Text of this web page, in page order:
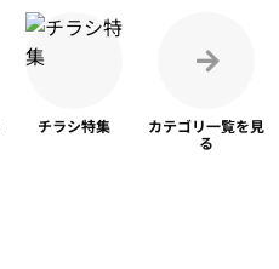
チラシ特集 カテゴリ一覧を見
る